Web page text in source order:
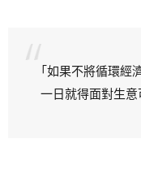
「如果不將循環經
一日就得面對生意